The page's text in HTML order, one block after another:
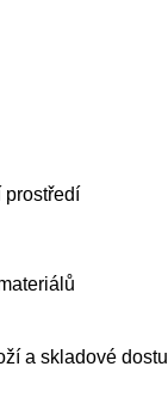
prostředí
a skladové